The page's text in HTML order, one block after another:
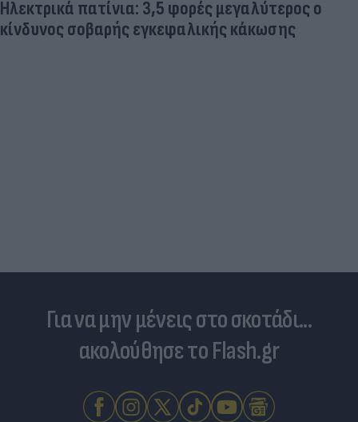
Ηλεκτρικά πατίνια: 3,5 φορές μεγαλύτερος ο
κίνδυνος σοβαρής εγκεφαλικής κάκωσης
Για να μην μένεις στο σκοτάδι...
ακολούθησε το Flash.gr